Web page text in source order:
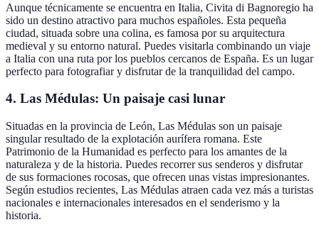
Aunque técnicamente se encuentra en Italia, Civita di Bagnoregio ha
sido un destino atractivo para muchos españoles. Esta pequeña
ciudad, situada sobre una colina, es famosa por su arquitectura
medieval y su entorno natural. Puedes visitarla combinando un viaje
a Italia con una ruta por los pueblos cercanos de España. Es un lugar
perfecto para fotografiar y disfrutar de la tranquilidad del campo.
4. Las Médulas: Un paisaje casi lunar
Situadas en la provincia de León, Las Médulas son un paisaje
singular resultado de la explotación aurífera romana. Este
Patrimonio de la Humanidad es perfecto para los amantes de la
naturaleza y de la historia. Puedes recorrer sus senderos y disfrutar
de sus formaciones rocosas, que ofrecen unas vistas impresionantes.
Según estudios recientes, Las Médulas atraen cada vez más a turistas
nacionales e internacionales interesados en el senderismo y la
historia.